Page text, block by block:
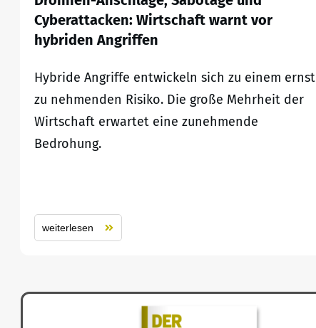
Cyberattacken: Wirtschaft warnt vor
hybriden Angriffen
Hybride Angriffe entwickeln sich zu einem ernst
zu nehmenden Risiko. Die große Mehrheit der
Wirtschaft erwartet eine zunehmende
Bedrohung.
weiterlesen